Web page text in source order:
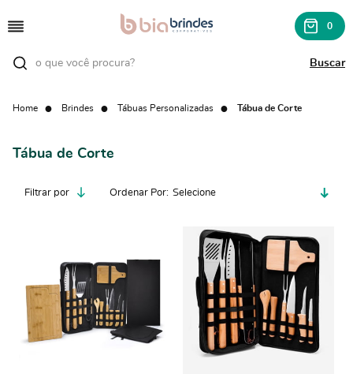
0
Tábua de Corte
Home Brindes Tábuas Personalizadas Tábua de Corte
Filtrar por Ordenar Por Selecione